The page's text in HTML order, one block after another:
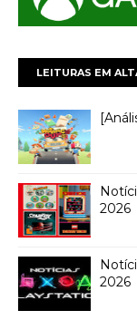
LEITURAS EM
2026
2026